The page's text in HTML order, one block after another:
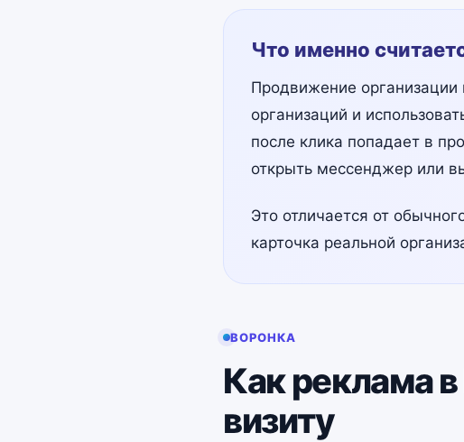
Что именно
Продвижение организации
организаций и
после клика попадает в
открыть мессенджер или
Это отличается от
карточка реальной
ВОРОНКА
Как реклама
визиту